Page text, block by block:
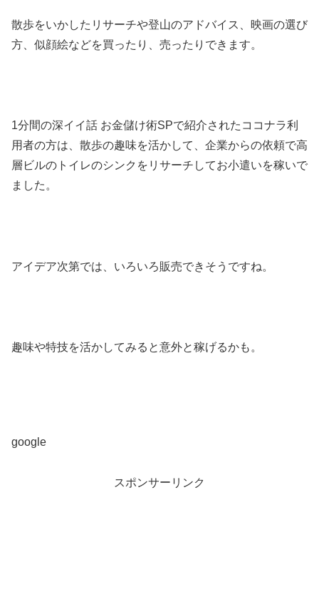
散歩をいかしたリサーチや登山のアドバイス、映画の選び
方、似顔絵などを買ったり、売ったりできます。
1分間の深イイ話 お金儲け術SPで紹介されたココナラ利
用者の方は、散歩の趣味を活かして、企業からの依頼で高
層ビルのトイレのシンクをリサーチしてお小遣いを稼いで
ました。
アイデア次第では、いろいろ販売できそうですね。
趣味や特技を活かしてみると意外と稼げるかも。
google
スポンサーリンク